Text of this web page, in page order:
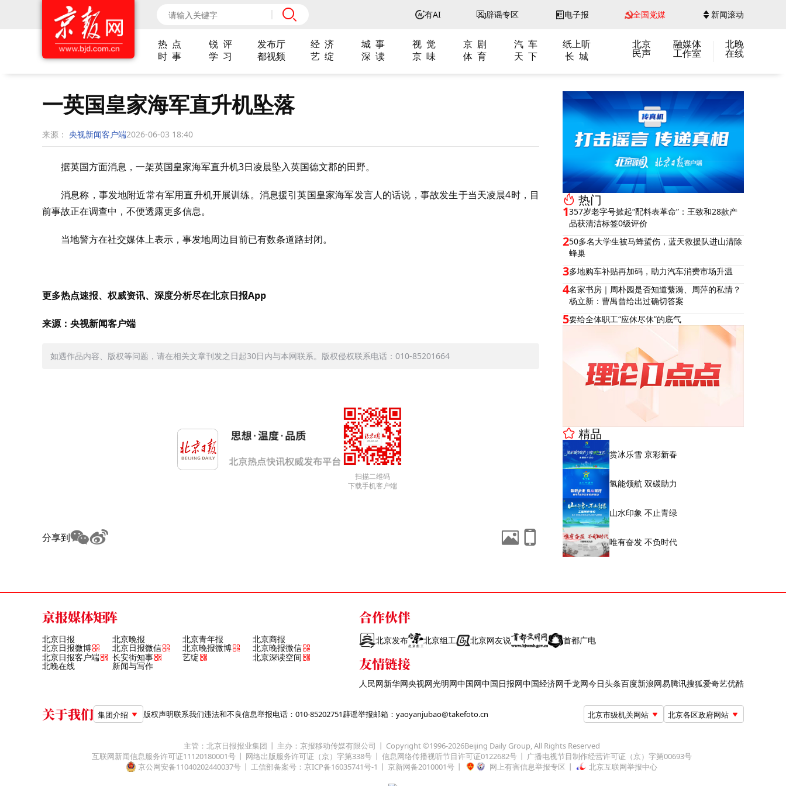
有AI 辟谣专区 电子报 全国党媒 新闻滚动
热 点 锐 评 发布厅 经 济 城 事 视 觉 京 剧 汽 车
纸上听
时 事
学 习 都视频 艺 绽 深 读 京 味 体 育 天 下 长 城
北京
民声
融媒体
工作室
北晚
在线
一英国皇家海军直升机坠落
来源： 央视新闻客户端2026-06-03 18:40
据英国方面消息，一架英国皇家海军直升机3日凌晨坠入英国德文郡的田野。
消息称，事发地附近常有军用直升机开展训练。消息援引英国皇家海军发言人的话说，事故发生于当天凌晨4时，目
前事故正在调查中，不便透露更多信息。
当地警方在社交媒体上表示，事发地周边目前已有数条道路封闭。
更多热点速报、权威资讯、深度分析尽在北京日报App
来源：央视新闻客户端
如遇作品内容、版权等问题，请在相关文章刊发之日起30日内与本网联系。版权侵权联系电话：010-85201664
扫描二维码
下载手机客户端
分享到
热门
1357岁老字号掀起“配料表革命”：王致和28款产
品获清洁标签0级评价
250多名大学生被马蜂蜇伤，蓝天救援队进山清除
蜂巢
3多地购车补贴再加码，助力汽车消费市场升温
4名家书房｜周朴园是否知道蘩漪、周萍的私情？
杨立新：曹禺曾给出过确切答案
5要给全体职工“应休尽休”的底气
精品
赏冰乐雪 京彩新春
氢能领航 双碳助力
山水印象 不止青绿
唯有奋发 不负时代
京报媒体矩阵
北京日报 北京晚报 北京青年报 北京商报
北京日报微博 北京日报微信 北京晚报微博
北京晚报微信
北京日报客户端
长安街知事 艺绽 北京深读空间
北晚在线 新闻与写作
合作伙伴
北京发布 北京组工 北京网友说 首都广电
友情链接
人民网新华网央视网光明网中国网中国日报网中国经济网千龙网今日头条百度新浪网易腾讯搜狐爱奇艺优酷
关于我们 集团介绍 版权声明联系我们违法和不良信息举报电话：010-85202751辟谣举报邮箱：yaoyanjubao@takefoto.cn 北京市级机关网站 北京各区政府网站
主管：北京日报报业集团 主办：京报移动传媒有限公司 Copyright ©1996-2026Beijing Daily Group, All Rights Reserved
互联网新闻信息服务许可证11120180001号
网络出版服务许可证（京）字第338号 信息网络传播视听节目许可证0122682号
广播电视节目制作经营许可证（京）字第00693号
京公网安备11040202440037号
工信部备案号：京ICP备16035741号-1 京新网备2010001号 网上有害信息举报专区 北京互联网举报中心